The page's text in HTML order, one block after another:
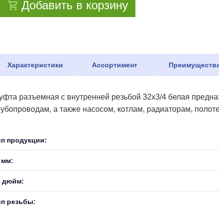
Добавить в корзину
Характеристики Ассортимент
разъемная с внутренней резьбой 32х3/4 белая
а также насосом, котлам, радиаторам,
продукции:
мм:
дюйм:
резьбы: